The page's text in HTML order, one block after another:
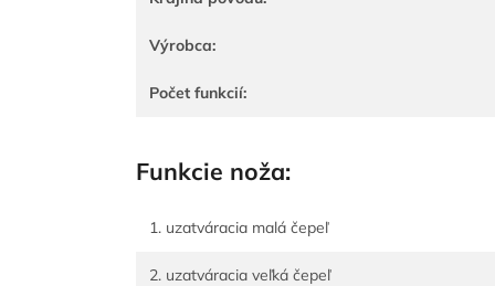
Výrobca:
Počet funkcií:
Funkcie noža:
1. uzatváracia malá čepeľ
2. uzatváracia veľká čepeľ